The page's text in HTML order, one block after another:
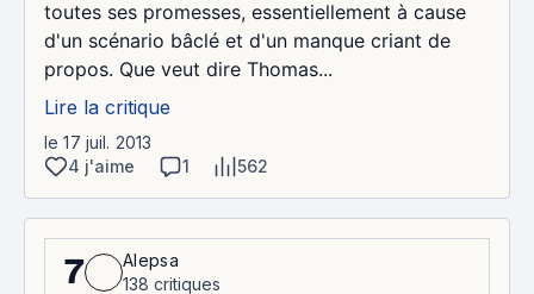
toutes ses promesses, essentiellement à cause
d'un scénario bâclé et d'un manque criant de
propos. Que veut dire Thomas...
Lire la critique
le 17 juil. 2013
4 j'aime
1 562
7
Alepsa
138 critiques